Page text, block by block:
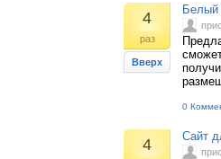
4
раз
Вверх
Белый
0
4 Сайт